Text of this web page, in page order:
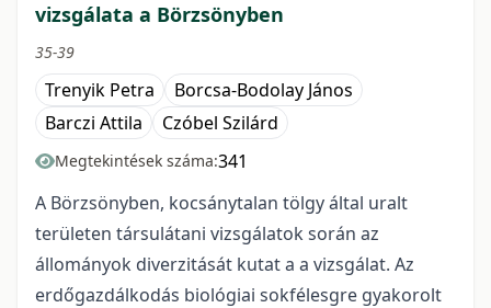
vizsgálata a Börzsönyben
35-39
Trenyik Petra
Borcsa-Bodolay János
Barczi Attila
Czóbel Szilárd
Megtekintések száma:341
A Börzsönyben, kocsánytalan tölgy által uralt
területen társulátani vizsgálatok során az
állományok diverzitását kutat a a vizsgálat. Az
erdőgazdálkodás biológiai sokfélesgre gyakorolt